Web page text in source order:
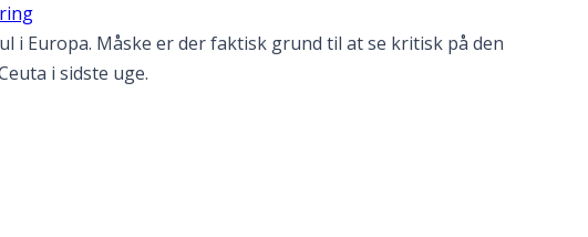
Europa. Måske er der faktisk grund til at se kritisk på den
i sidste uge.